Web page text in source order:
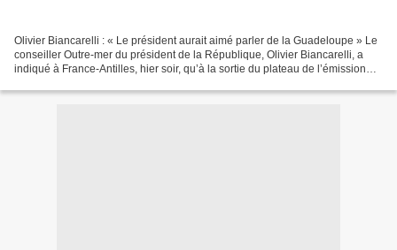
Olivier Biancarelli : « Le président aurait aimé parler de la Guadeloupe » Le
conseiller Outre-mer du président de la République, Olivier Biancarelli, a
indiqué à France-Antilles, hier soir, qu’à la sortie du plateau de l’émission